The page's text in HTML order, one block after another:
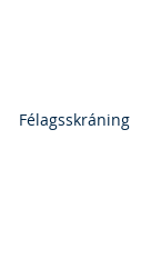
Félagsskráning